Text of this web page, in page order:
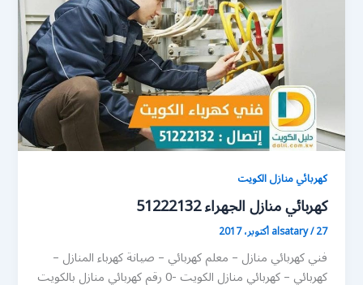
كهربائي منازل الكويت
كهربائي منازل الجهراء 51222132
alsatary/27 أكتوبر، 2017
فني كهربائي منازل – معلم كهربائي – صيانة كهرباء المنازل –
كهربائي – كهربائي منازل الكويت -0 رقم كهربائي منازل بالكويت